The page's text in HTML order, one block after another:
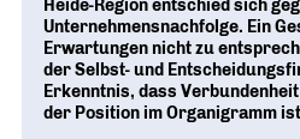
Heide-Region entschied sich
Unternehmensnachfolge. Ein
Erwartungen nicht zu
der Selbst- und
Erkenntnis, dass
der Position im Organigramm